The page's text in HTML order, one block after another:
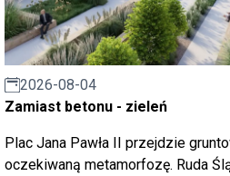
2026-08-04
Zamiast betonu - zieleń
Plac Jana Pawła II przejdzie
oczekiwaną metamorfozę. Ruda